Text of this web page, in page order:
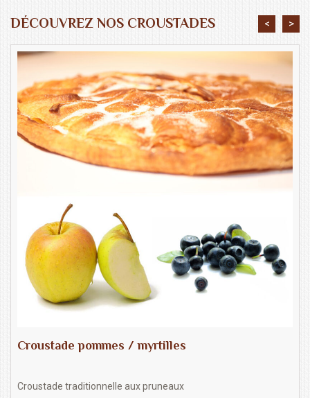
DÉCOUVREZ NOS CROUSTADES < >
Croustade pommes / myrtilles
Croustade traditionnelle aux pruneaux